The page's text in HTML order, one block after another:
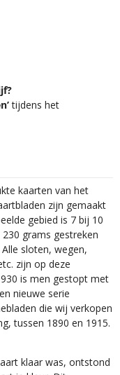
tijdens het
kaarten van het
zijn gemaakt
gebied is 7 bij 10
grams gestreken
sloten, wegen,
zijn op deze
is men gestopt met
nieuwe serie
die wij verkopen
tussen 1890 en 1915.
klaar was, ontstond